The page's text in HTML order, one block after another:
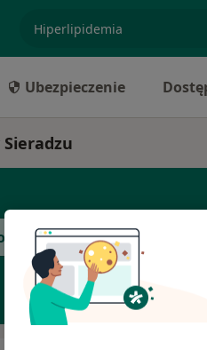
Ubezpieczenie
Alergolog